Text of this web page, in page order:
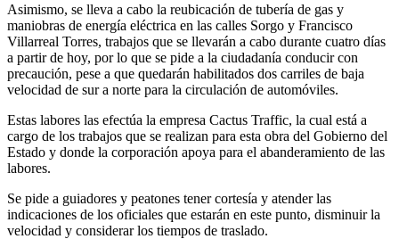
Asimismo, se lleva a cabo la reubicación de tubería de gas y
maniobras de energía eléctrica en las calles Sorgo y Francisco
Villarreal Torres, trabajos que se llevarán a cabo durante cuatro días
a partir de hoy, por lo que se pide a la ciudadanía conducir con
precaución, pese a que quedarán habilitados dos carriles de baja
velocidad de sur a norte para la circulación de automóviles.
Estas labores las efectúa la empresa Cactus Traffic, la cual está a
cargo de los trabajos que se realizan para esta obra del Gobierno del
Estado y donde la corporación apoya para el abanderamiento de las
labores.
Se pide a guiadores y peatones tener cortesía y atender las
indicaciones de los oficiales que estarán en este punto, disminuir la
velocidad y considerar los tiempos de traslado.